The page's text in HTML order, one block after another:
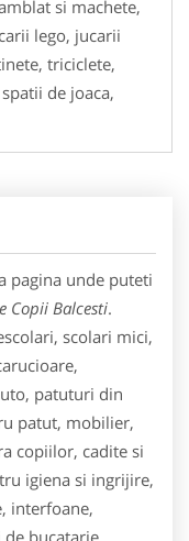
si machete,
lego, jucarii
triciclete,
de joaca,
pagina unde puteti
Copii Balcesti.
scolari mici,
patuturi din
patut, mobilier,
copiilor, cadite si
igiena si ingrijire,
interfoane,
bucatarie,